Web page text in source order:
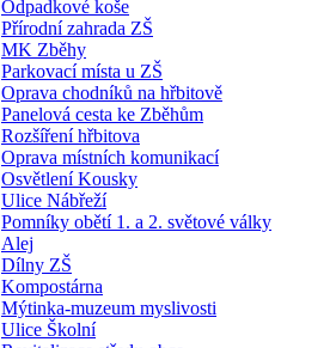
Odpadkové koše
Přírodní zahrada ZŠ
MK Zběhy
Parkovací místa u ZŠ
Oprava chodníků na hřbitově
Panelová cesta ke Zběhům
Rozšíření hřbitova
Oprava místních komunikací
Osvětlení Kousky
Ulice Nábřeží
Pomníky obětí 1. a 2. světové války
Alej
Dílny ZŠ
Kompostárna
Mýtinka-muzeum myslivosti
Ulice Školní